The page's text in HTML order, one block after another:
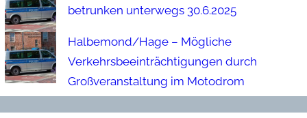
betrunken unterwegs 30.6.2025
Halbemond/Hage – Mögliche
Verkehrsbeeinträchtigungen durch
Großveranstaltung im Motodrom